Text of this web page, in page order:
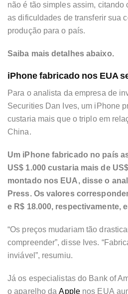
não é tão simples assim, citando
asdificuldades de transferir sua
produção para o país.
Saiba mais detalhes abaixo.
iPhone fabricado nos EUA
Para o analista da empresa de
Securities Dan Ives, um iPhone
custaria mais que o triplo em
China.
Um iPhone fabricado no país
US$ 1.000 custaria mais de
montado nos EUA, disse o
Press. Os valores
e R$ 18.000, respectivamente,
“Os preços mudariam tão
compreender”, disse Ives.
inviável”, resumiu.
Já os especialistas do Bank of
o aparelho daApplenos EUA